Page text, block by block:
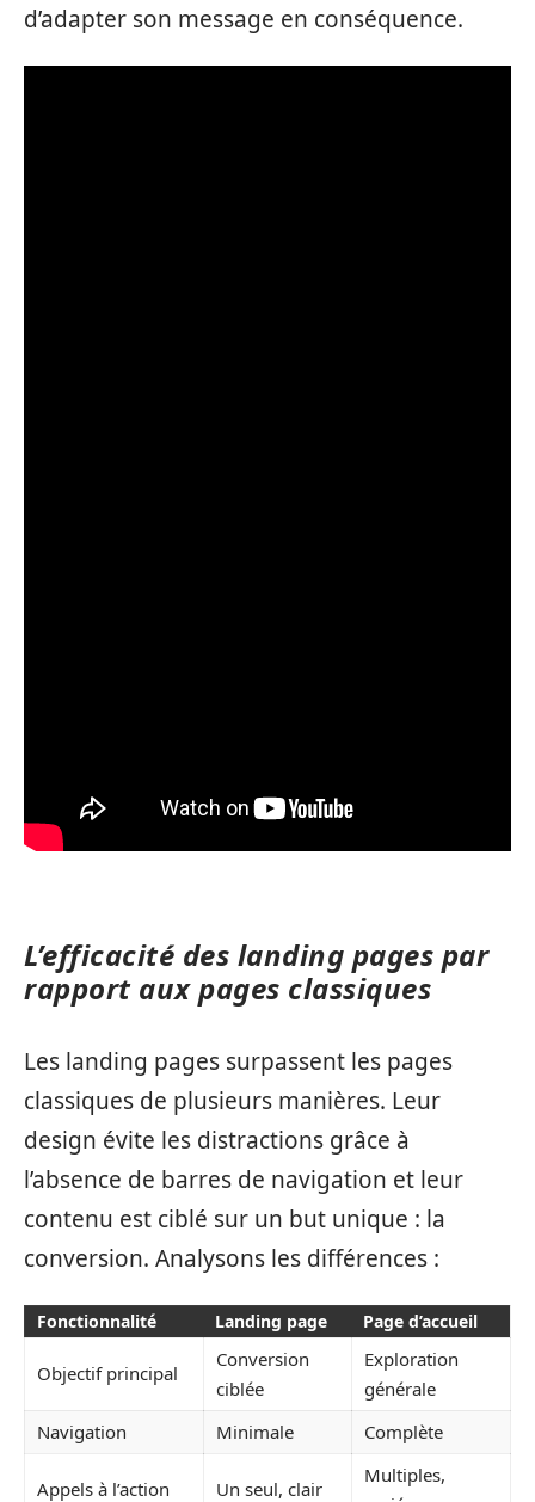
d’adapter son message en conséquence.
L’efficacité des landing pages par
rapport aux pages classiques
Les landing pages surpassent les pages
classiques de plusieurs manières. Leur
design évite les distractions grâce à
l’absence de barres de navigation et leur
contenu est ciblé sur un but unique : la
conversion. Analysons les différences :
Fonctionnalité Landing page Page d’accueil
Objectif principal
Conversion
ciblée
Exploration
générale
Navigation
Minimale Complète
Appels à l’action Un seul, clair
Multiples,